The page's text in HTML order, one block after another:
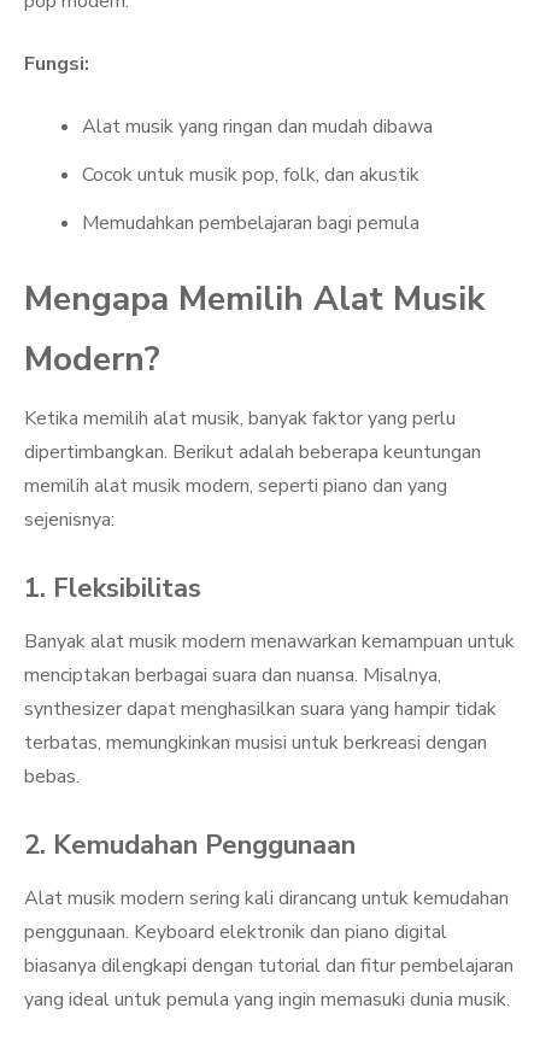
Fungsi:
Alat musik yang ringan dan mudah dibawa
Cocok untuk musik pop, folk, dan akustik
Memudahkan pembelajaran bagi pemula
Mengapa Memilih Alat Musik
Modern?
Ketika memilih alat musik, banyak faktor yang perlu
dipertimbangkan. Berikut adalah beberapa keuntungan
memilih alat musik modern, seperti piano dan yang
sejenisnya:
1. Fleksibilitas
Banyak alat musik modern menawarkan kemampuan untuk
menciptakan berbagai suara dan nuansa. Misalnya,
synthesizer dapat menghasilkan suara yang hampir tidak
terbatas, memungkinkan musisi untuk berkreasi dengan
bebas.
2. Kemudahan Penggunaan
Alat musik modern sering kali dirancang untuk kemudahan
penggunaan. Keyboard elektronik dan piano digital
biasanya dilengkapi dengan tutorial dan fitur pembelajaran
yang ideal untuk pemula yang ingin memasuki dunia musik.